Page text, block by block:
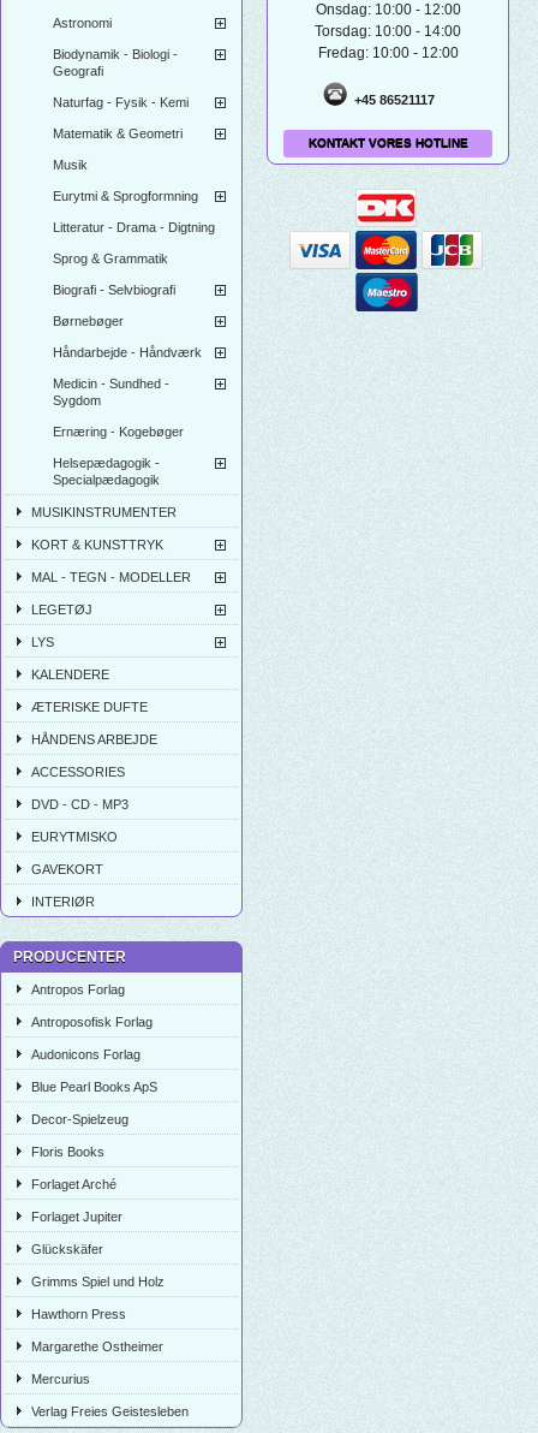
Astronomi
Biodynamik - Biologi -
Geografi
Naturfag - Fysik - Kemi
Matematik & Geometri
Musik
Eurytmi & Sprogformning
Litteratur - Drama - Digtning
Sprog & Grammatik
Biografi - Selvbiografi
Børnebøger
Håndarbejde - Håndværk
Medicin - Sundhed -
Sygdom
Ernæring - Kogebøger
Helsepædagogik -
Specialpædagogik
MUSIKINSTRUMENTER
KORT & KUNSTTRYK
MAL - TEGN - MODELLER
LEGETØJ
LYS
KALENDERE
ÆTERISKE DUFTE
HÅNDENS ARBEJDE
ACCESSORIES
DVD - CD - MP3
EURYTMISKO
GAVEKORT
INTERIØR
PRODUCENTER
Antropos Forlag
Antroposofisk Forlag
Audonicons Forlag
Blue Pearl Books ApS
Decor-Spielzeug
Floris Books
Forlaget Arché
Forlaget Jupiter
Glückskäfer
Grimms Spiel und Holz
Hawthorn Press
Margarethe Ostheimer
Mercurius
Verlag Freies Geistesleben
Onsdag: 10:00 - 12:00
Torsdag: 10:00 - 14:00
Fredag: 10:00 - 12:00
+45 86521117
KONTAKT VORES HOTLINE